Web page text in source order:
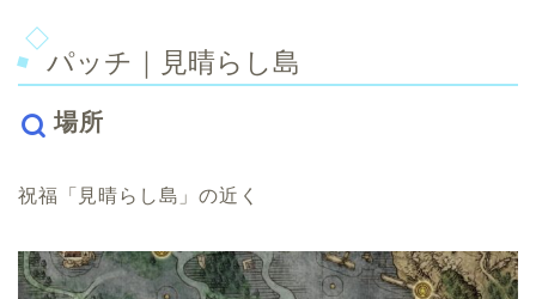
パッチ｜見晴らし島
場所
祝福「見晴らし島」の近く